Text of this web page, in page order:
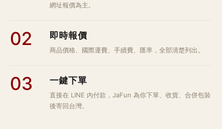
網址報價為主。
02 即時報價
商品價格、國際運費、手續費、匯率，全部清楚列出。
03 一鍵下單
直接在 LINE 內付款，JaFun 為你下單、收貨、合併包裝
後寄回台灣。